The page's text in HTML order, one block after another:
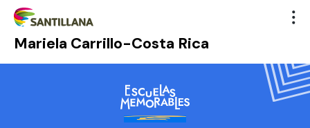
Mariela Carrillo-Costa Rica